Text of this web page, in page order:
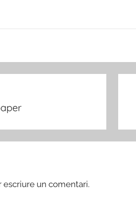
escriure un comentari.